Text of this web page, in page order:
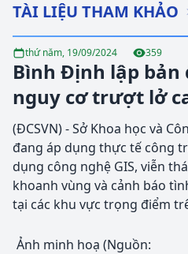
TÀI LIỆU THAM KHẢO
thứ năm, 19/09/2024 359
Bình Định lập bản
nguy cơ trượt lở
(ĐCSVN) - Sở Khoa học và
đang áp dụng thực tế công
dụng công nghệ GIS, viễn
khoanh vùng và cảnh báo
tại các khu vực trọng điểm
Ảnh minh hoạ (Nguồn: